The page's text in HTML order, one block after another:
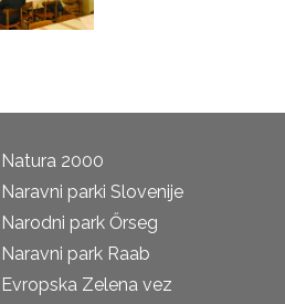
Natura 2000
Naravni parki Slovenije
Narodni park Őrseg
Naravni park Raab
Evropska Zelena vez